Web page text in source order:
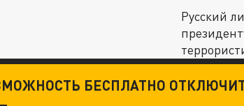
Русский
БЕСПЛАТНО